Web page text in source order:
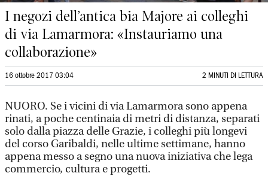
I negozi dell’antica bia Majore ai colleghi
di via Lamarmora: «Instauriamo una
collaborazione»
16 ottobre 2017 03:04 2 MINUTI DI LETTURA
NUORO. Se i vicini di via Lamarmora sono appena
rinati, a poche centinaia di metri di distanza, separati
solo dalla piazza delle Grazie, i colleghi più longevi
del corso Garibaldi, nelle ultime settimane, hanno
appena messo a segno una nuova iniziativa che lega
commercio, cultura e progetti.